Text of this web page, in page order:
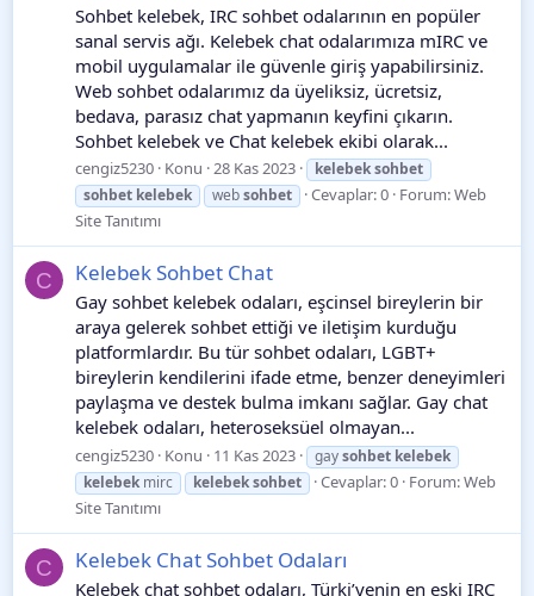
Sohbet kelebek, IRC sohbet odalarının en popüler
sanal servis ağı. Kelebek chat odalarımıza mIRC ve
mobil uygulamalar ile güvenle giriş yapabilirsiniz.
Web sohbet odalarımız da üyeliksiz, ücretsiz,
bedava, parasız chat yapmanın keyfini çıkarın.
Sohbet kelebek ve Chat kelebek ekibi olarak...
cengiz5230 Konu 28 Kas 2023 kelebeksohbet
sohbet kelebek websohbet Cevaplar: 0 Forum:Web
Site Tanıtımı
C Kelebek Sohbet Chat
Gay sohbet kelebek odaları, eşcinsel bireylerin bir
araya gelerek sohbet ettiği ve iletişim kurduğu
platformlardır. Bu tür sohbet odaları, LGBT+
bireylerin kendilerini ifade etme, benzer deneyimleri
paylaşma ve destek bulma imkanı sağlar. Gay chat
kelebek odaları, heteroseksüel olmayan...
cengiz5230 Konu 11 Kas 2023 gaysohbet kelebek
kelebek mirc kelebeksohbet Cevaplar: 0 Forum:Web
Site Tanıtımı
C Kelebek Chat Sohbet Odaları
Kelebek chat sohbet odaları, Türki’yenin en eski IRC